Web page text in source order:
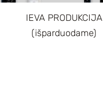
IEVA PRODUKCIJA
(išparduodame)